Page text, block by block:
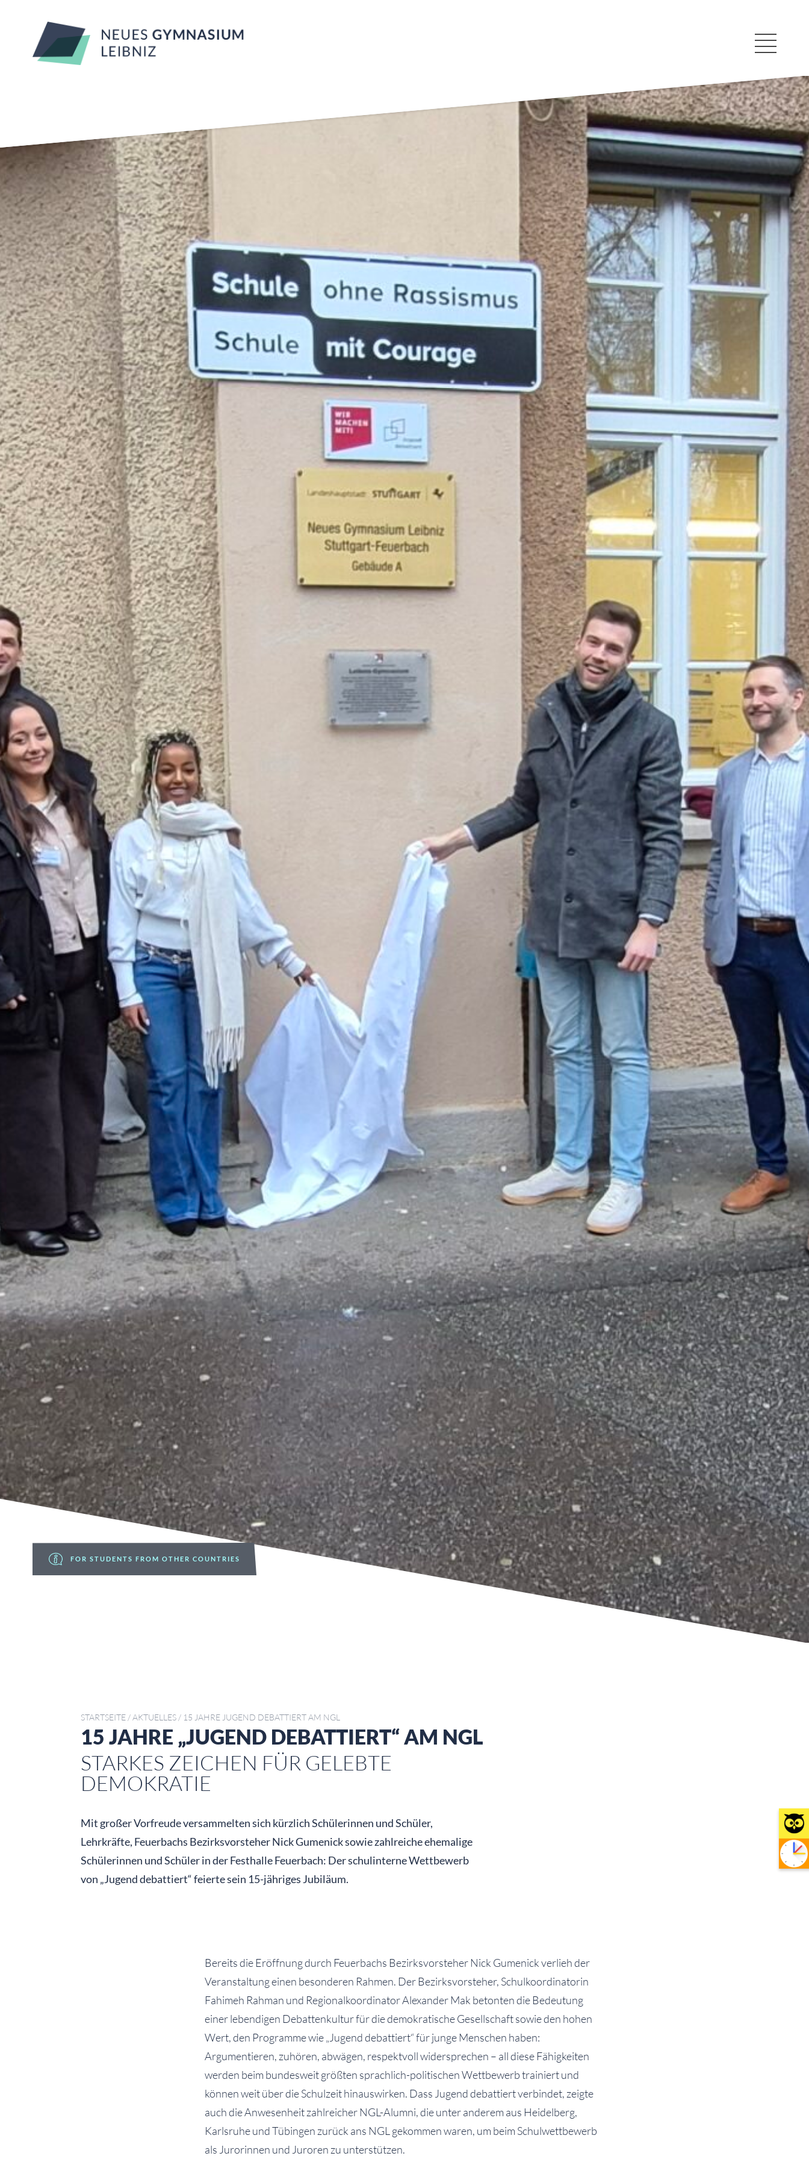
FOR STUDENTS FROM OTHER COUNTRIES
STARTSEITE /AKTUELLES / 15 JAHRE JUGEND DEBATTIERT AM NGL
15 JAHRE „JUGEND DEBATTIERT“ AM NGL
STARKES ZEICHEN FÜR GELEBTE
DEMOKRATIE
Mit großer Vorfreude versammelten sich kürzlich Schülerinnen und Schüler,
Lehrkräfte, Feuerbachs Bezirksvorsteher Nick Gumenick sowie zahlreiche ehemalige
Schülerinnen und Schüler in der Festhalle Feuerbach: Der schulinterne Wettbewerb
von „Jugend debattiert“ feierte sein 15-jähriges Jubiläum.
Bereits die Eröffnung durch Feuerbachs Bezirksvorsteher Nick Gumenick verlieh der
Veranstaltung einen besonderen Rahmen. Der Bezirksvorsteher, Schulkoordinatorin
Fahimeh Rahman und Regionalkoordinator Alexander Mak betonten die Bedeutung
einer lebendigen Debattenkultur für die demokratische Gesellschaft sowie den hohen
Wert, den Programme wie „Jugend debattiert“ für junge Menschen haben:
Argumentieren, zuhören, abwägen, respektvoll widersprechen – all diese Fähigkeiten
werden beim bundesweit größten sprachlich-politischen Wettbewerb trainiert und
können weit über die Schulzeit hinauswirken. Dass Jugend debattiert verbindet, zeigte
auch die Anwesenheit zahlreicher NGL-Alumni, die unter anderem aus Heidelberg,
Karlsruhe und Tübingen zurück ans NGL gekommen waren, um beim Schulwettbewerb
als Jurorinnen und Juroren zu unterstützen.